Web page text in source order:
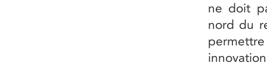
ne doit
nord du